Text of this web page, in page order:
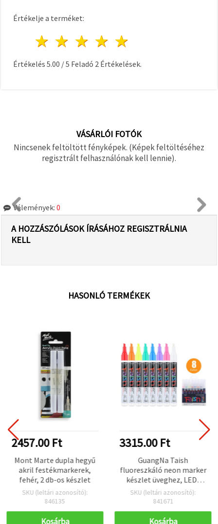
Értékelje a terméket:
4 csillagok
3 csillagok
2 csillagok
1 csillag
Értékelés 5.00 /5 Feladó 2 Értékelések.
VÁSÁRLÓI FOTÓK
Nincsenek feltöltött fényképek. (Képek feltöltéséhez
regisztrált felhasználónak kell lennie).
Vélemények: 0
A HOZZÁSZÓLÁSOK ÍRÁSÁHOZ REGISZTRÁLNIA
KELL
HASONLÓ TERMÉKEK
2457.00 Ft
Mont Marte dupla hegyű
akril festékmarkerek,
fehér, 2 db-os készlet
SKU (leltári azonosító):
846135
Kosárba
3315.00 Ft
GuangNa Taish
fluoreszkáló neon marker
készlet üveghez, LED-
kijelzőkhöz és
fehértáblához – 8 vegyes
sárga, zöld, kék, lila,
SKU (leltári azonosító):
841671
Kosárba